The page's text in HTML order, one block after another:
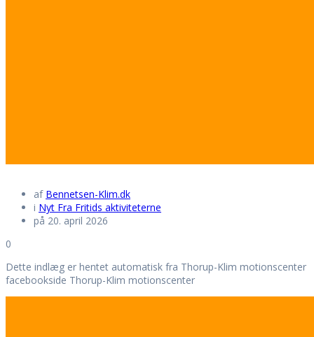
af Bennetsen-Klim.dk
i Nyt Fra Fritids aktiviteterne
på 20. april 2026
0
Dette indlæg er hentet automatisk fra Thorup-Klim motionscenter
facebookside Thorup-Klim motionscenter